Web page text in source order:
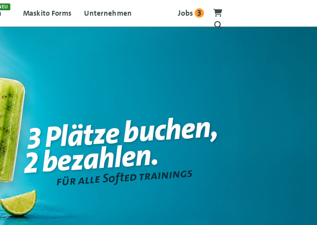
Jobs 3
Maskito Forms Unternehmen